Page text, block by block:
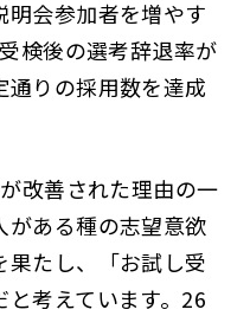
明会参加者を増やす
検後の選考辞退率が
りの採用数を達成
改善された理由の一
がある種の志望意欲
たし、「お試し受
考えています。26